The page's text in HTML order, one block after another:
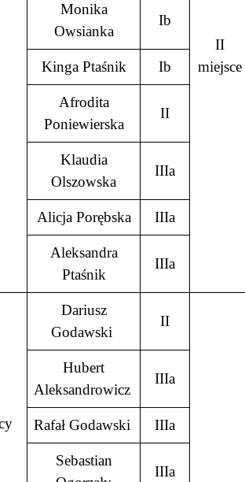
II
miejsce
Monika
Owsianka
Ib
Kinga Ptaśnik Ib
Afrodita
Poniewierska
II
Klaudia
Olszowska
IIIa
Alicja Porębska IIIa
Aleksandra
Ptaśnik
IIIa
Dariusz
Godawski
II
Hubert
Aleksandrowicz
IIIa
Rafał Godawski IIIa
Sebastian
IIIa